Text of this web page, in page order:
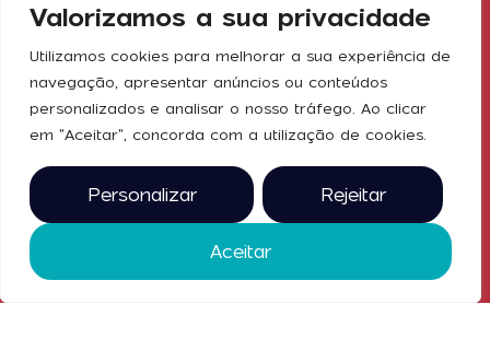
Valorizamos a sua privacidade
Utilizamos cookies para melhorar a sua experiência de
navegação, apresentar anúncios ou conteúdos
personalizados e analisar o nosso tráfego. Ao clicar
em "Aceitar", concorda com a utilização de cookies.
Personalizar Rejeitar
Aceitar
equipamentos
indústria em
Portugal. De
1 a 4 de
junho de
2027, na
Exponor.
reservados
Expor
Imprensa
Contactos
Redes
Sociais